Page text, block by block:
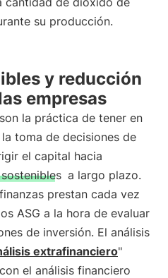
su producción.
y reducción
empresas
la práctica de tener en
la toma de decisiones de
el capital hacia
a largo plazo.
prestan cada vez
ASG a la hora de evaluar
de inversión. El análisis
extrafinanciero"
el análisis financiero